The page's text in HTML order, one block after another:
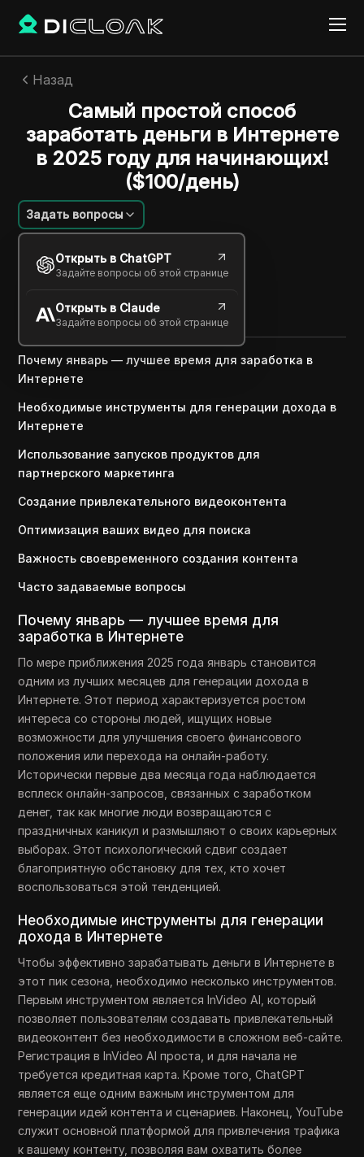
Назад
Самый простой способ
заработать деньги в Интернете
в 2025 году для начинающих!
($100/день)
Задать вопросы
Открыть в ChatGPT
Задайте вопросы об этой странице
Открыть в Claude
Задайте вопросы об этой странице
Savannah Westwood
13 февр. 2025 2 минут
Copy Link
Почему январь — лучшее время для заработка в
Интернете
Необходимые инструменты для генерации дохода в
Интернете
Использование запусков продуктов для
партнерского маркетинга
Создание привлекательного видеоконтента
Оптимизация ваших видео для поиска
Важность своевременного создания контента
Часто задаваемые вопросы
Почему январь — лучшее время для
заработка в Интернете
По мере приближения 2025 года январь становится
одним из лучших месяцев для генерации дохода в
Интернете. Этот период характеризуется ростом
интереса со стороны людей, ищущих новые
возможности для улучшения своего финансового
положения или перехода на онлайн-работу.
Исторически первые два месяца года наблюдается
всплеск онлайн-запросов, связанных с заработком
денег, так как многие люди возвращаются с
праздничных каникул и размышляют о своих карьерных
выборах. Этот психологический сдвиг создает
благоприятную обстановку для тех, кто хочет
воспользоваться этой тенденцией.
Необходимые инструменты для генерации
дохода в Интернете
Чтобы эффективно зарабатывать деньги в Интернете в
этот пик сезона, необходимо несколько инструментов.
Первым инструментом является InVideo AI, который
позволяет пользователям создавать привлекательный
видеоконтент без необходимости в сложном веб-сайте.
Регистрация в InVideo AI проста, и для начала не
требуется кредитная карта. Кроме того, ChatGPT
является еще одним важным инструментом для
генерации идей контента и сценариев. Наконец, YouTube
служит основной платформой для привлечения трафика
к вашему контенту, позволяя вам охватить более